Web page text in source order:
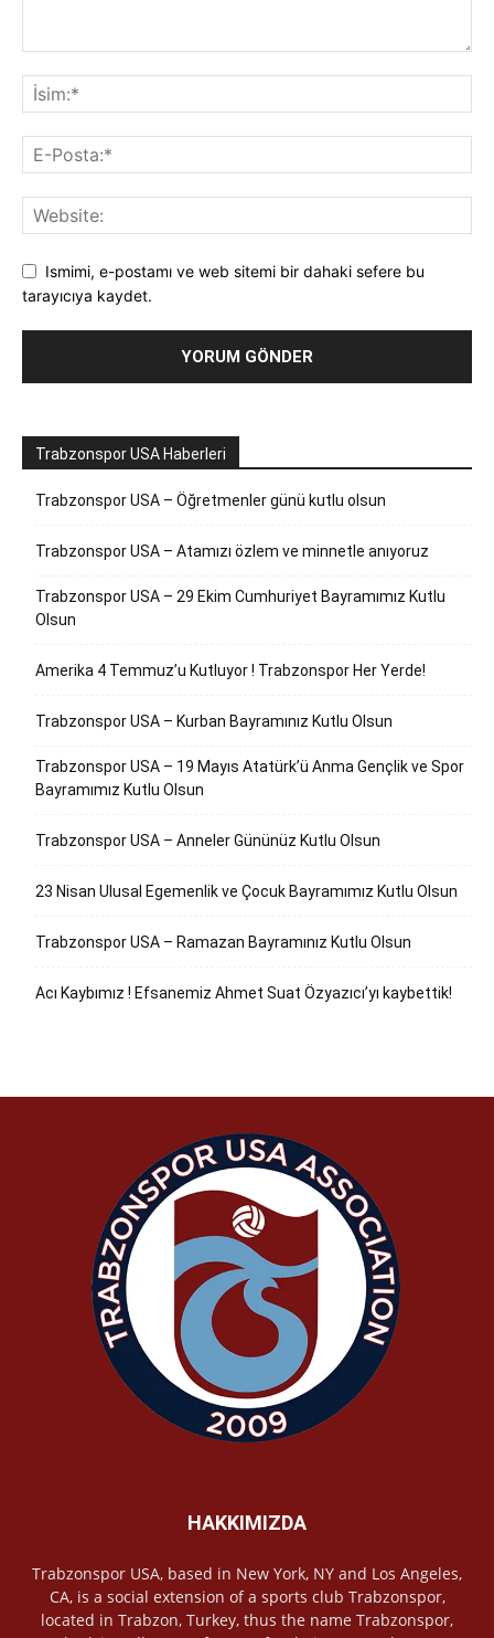
Ismimi, e-postamı ve web sitemi bir dahaki sefere bu
tarayıcıya kaydet.
Trabzonspor USA Haberleri
Trabzonspor USA – Öğretmenler günü kutlu olsun
Trabzonspor USA – Atamızı özlem ve minnetle anıyoruz
Trabzonspor USA – 29 Ekim Cumhuriyet Bayramımız Kutlu
Olsun
Amerika 4 Temmuz’u Kutluyor ! Trabzonspor Her Yerde!
Trabzonspor USA – Kurban Bayramınız Kutlu Olsun
Trabzonspor USA – 19 Mayıs Atatürk’ü Anma Gençlik ve Spor
Bayramımız Kutlu Olsun
Trabzonspor USA – Anneler Gününüz Kutlu Olsun
23 Nisan Ulusal Egemenlik ve Çocuk Bayramımız Kutlu Olsun
Trabzonspor USA – Ramazan Bayramınız Kutlu Olsun
Acı Kaybımız ! Efsanemiz Ahmet Suat Özyazıcı’yı kaybettik!
HAKKIMIZDA
Trabzonspor USA, based in New York, NY and Los Angeles,
CA, is a social extension of a sports club Trabzonspor,
located in Trabzon, Turkey, thus the name Trabzonspor,